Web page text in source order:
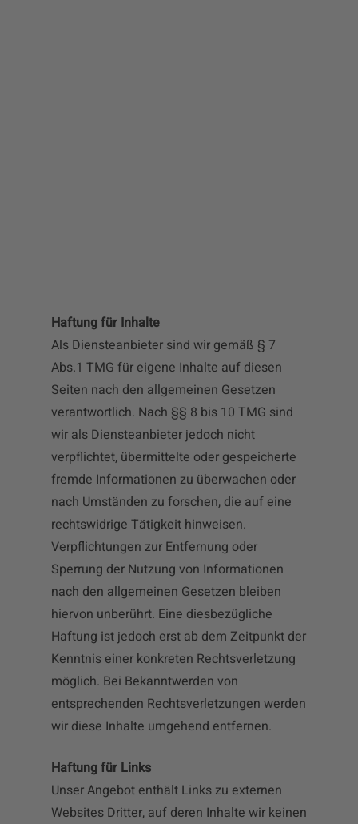
Haftung für Inhalte
Als Diensteanbieter sind wir gemäß § 7
Abs.1 TMG für eigene Inhalte auf diesen
Seiten nach den allgemeinen Gesetzen
verantwortlich. Nach §§ 8 bis 10 TMG sind
wir als Diensteanbieter jedoch nicht
verpflichtet, übermittelte oder gespeicherte
fremde Informationen zu überwachen oder
nach Umständen zu forschen, die auf eine
rechtswidrige Tätigkeit hinweisen.
Verpflichtungen zur Entfernung oder
Sperrung der Nutzung von Informationen
nach den allgemeinen Gesetzen bleiben
hiervon unberührt. Eine diesbezügliche
Haftung ist jedoch erst ab dem Zeitpunkt der
Kenntnis einer konkreten Rechtsverletzung
möglich. Bei Bekanntwerden von
entsprechenden Rechtsverletzungen werden
wir diese Inhalte umgehend entfernen.
Haftung für Links
Unser Angebot enthält Links zu externen
Websites Dritter, auf deren Inhalte wir keinen